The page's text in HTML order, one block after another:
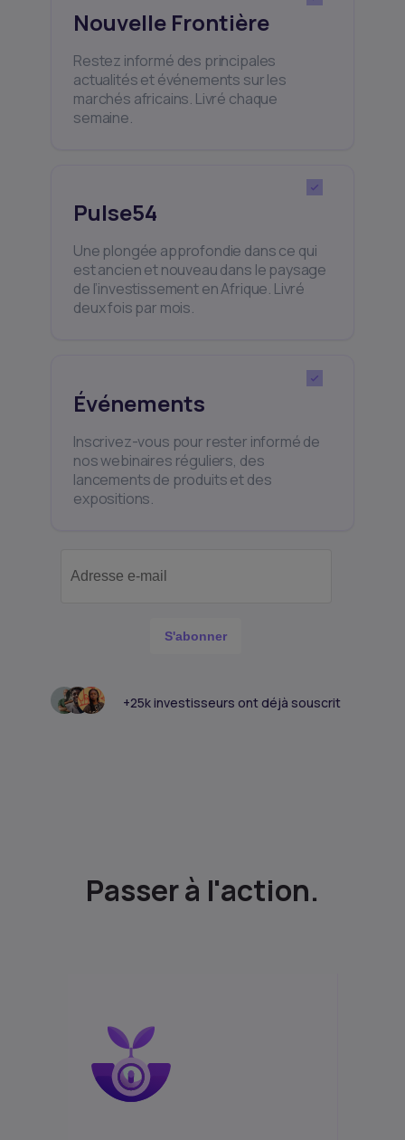
Nouvelle Frontière
Restez informé des principales
actualités et événements sur les
marchés africains. Livré chaque
semaine.
Pulse54
Une plongée approfondie dans ce qui
est ancien et nouveau dans le paysage
de l’investissement en Afrique. Livré
deux fois par mois.
Événements
Inscrivez-vous pour rester informé de
nos webinaires réguliers, des
lancements de produits et des
expositions.
S'abonner
+25k investisseurs ont déjà souscrit
Passer à l'action.